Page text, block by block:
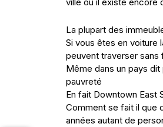
La plupart des
Si vous êtes en voiture
peuvent traverser sans
Même dans un pays
pauvreté
En fait Downtown East
Comment se fait il que
années autant de